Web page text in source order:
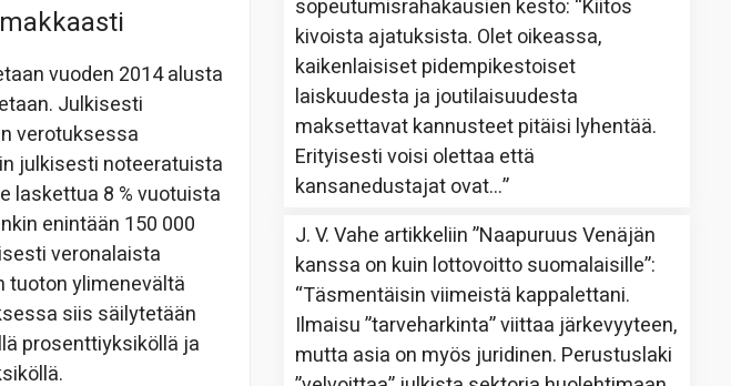
vuoden 2014 alusta
Julkisesti
verotuksessa
julkisesti noteeratuista
laskettua 8 % vuotuista
enintään 150 000
veronalaista
tuoton ylimenevältä
siis säilytetään
prosenttiyksiköllä ja
sopeutumisrahakausien kesto: “Kiitos
kivoista ajatuksista. Olet oikeassa,
kaikenlaisiset pidempikestoiset
laiskuudesta ja joutilaisuudesta
maksettavat kannusteet pitäisi lyhentää.
Erityisesti voisi olettaa että
kansanedustajat ovat…”
J. V. Vahe artikkeliin”Naapuruus Venäjän
kanssa on kuin lottovoitto suomalaisille”:
“Täsmentäisin viimeistä kappalettani.
Ilmaisu ”tarveharkinta” viittaa järkevyyteen,
mutta asia on myös juridinen. Perustuslaki